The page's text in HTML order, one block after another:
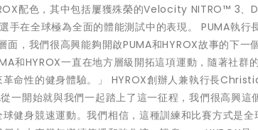
配色，其中包括屢獲殊榮的Velocity NITRO™ 3
手在全球極為全面的體能測試中的表現。 PUMA執
面，我們很高興能夠開啟PUMA和HYROX故事的下一
和HYROX一直在地方層級開拓這項運動，隨著社群
革命性的健身體驗。」 HYROX創辦人兼執行長
一開始就與我們一起踏上了這一征程，我們很高興
健身競速運動。我們相信，這種訓練和比賽方式是